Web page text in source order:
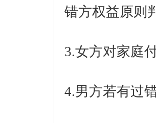
错方权益原则
3.女方对家庭
4.男方若有过